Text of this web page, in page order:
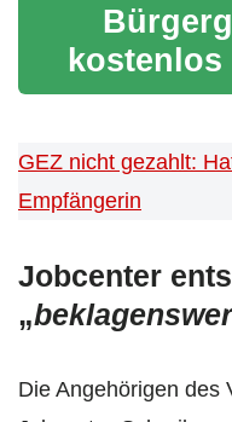
kostenlos
GEZ nicht gezahlt:
Empfängerin
Jobcenter
„
Die Angehörigen des